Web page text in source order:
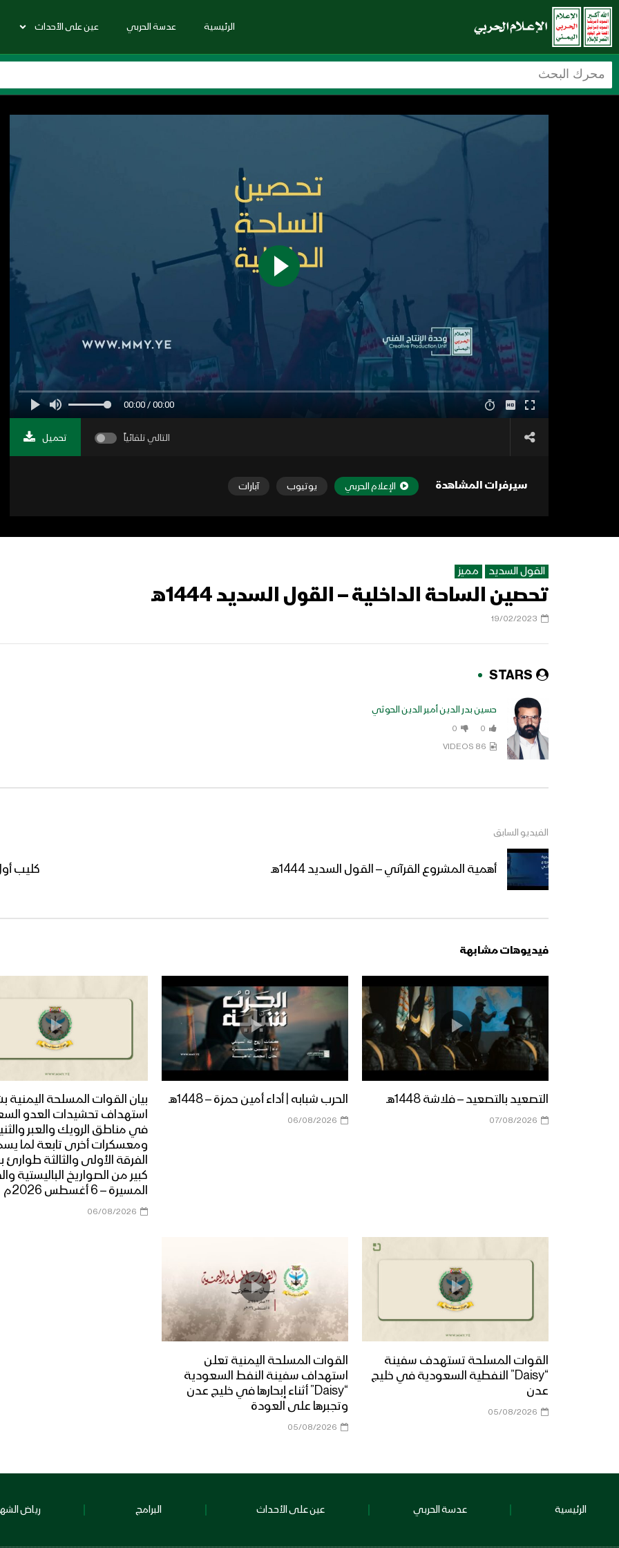
الرئيسية عدسة الحربي عين على الأحداث
00:00 / 00:00
التالي تلقائياً تحميل
سيرفرات المشاهدة الإعلام الحربي يوتيوب آبارات
القول السديد مميز
تحصين الساحة الداخلية – القول السديد 1444هـ
19/02/2023
STARS
حسين بدر الدين أمير الدين الحوثي
0
0
86 VIDEOS
الفيديو السابق
أهمية المشروع القرآني – القول السديد 1444هـ كليب أول
فيديوهات مشابهة
التصعيد بالتصعيد – فلاشة 1448هـ
07/08/2026
الحرب شبابه | أداء أمين حمزة – 1448هـ
06/08/2026
بيان القوات المسلحة اليمنية
استهداف تحشيدات العدو
في مناطق الرويك والعبر
ومعسكرات أخرى تابعة لما
الفرقة الأولى والثالثة طوارئ
كبير من الصواريخ الباليستية
المسيرة – 6 أغسطس 2026م
06/08/2026
القوات المسلحة تستهدف سفينة
“Daisy” النفطية السعودية في خليج
عدن
05/08/2026
القوات المسلحة اليمنية تعلن
استهداف سفينة النفط السعودية
“Daisy” أثناء إبحارها في خليج عدن
وتجبرها على العودة
05/08/2026
الرئيسية عدسة الحربي عين على الأحداث البرامج رياض